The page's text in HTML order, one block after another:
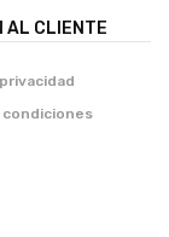
AL CLIENTE
condiciones